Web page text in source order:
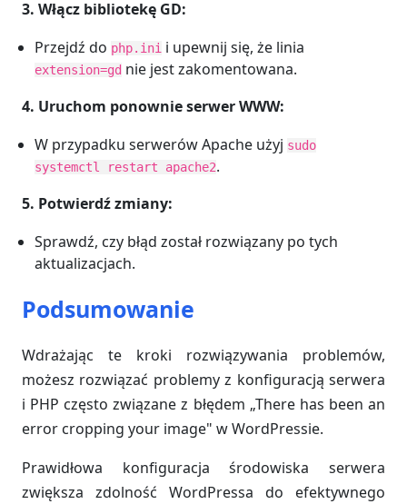
3. Włącz bibliotekę GD:
Przejdź do php.ini i upewnij się, że linia
extension=gd nie jest zakomentowana.
4. Uruchom ponownie serwer WWW:
W przypadku serwerów Apache użyj sudo
systemctl restart apache2.
5. Potwierdź zmiany:
Sprawdź, czy błąd został rozwiązany po tych
aktualizacjach.
Podsumowanie
Wdrażając te kroki rozwiązywania problemów,
możesz rozwiązać problemy z konfiguracją serwera
i PHP często związane z błędem „There has been an
error cropping your image" w WordPressie.
Prawidłowa konfiguracja środowiska serwera
zwiększa zdolność WordPressa do efektywnego